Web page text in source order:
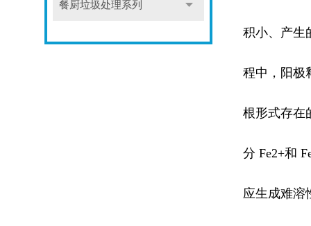
餐厨垃圾处理系列
积小、产生
程中，阳极
根形式存在
分 Fe2+和
应生成难溶